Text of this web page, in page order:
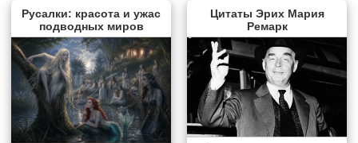
Русалки: красота и ужас
подводных миров
Цитаты Эрих Мария
Ремарк